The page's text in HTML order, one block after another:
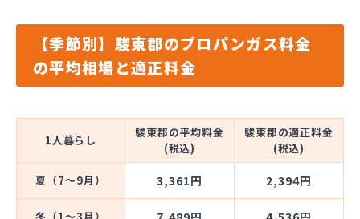
【季節別】駿東郡のプロパンガス料金
の平均相場と適正料金
1人暮らし
駿東郡の平均料金
(税込)
駿東郡の適正料金
(税込)
夏（7～9月） 3,361円 2,394円